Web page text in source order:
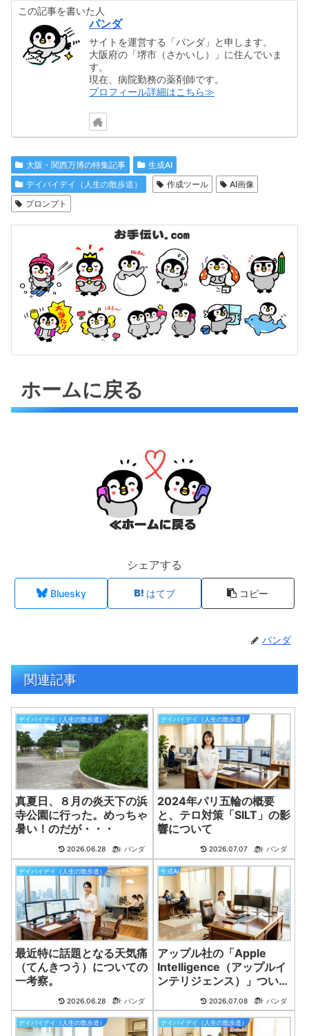
この記事を書いた人
パンダ
サイトを運営する「パンダ」と申します。
大阪府の「堺市（さかいし）」に住んでいま
す。
現在、病院勤務の薬剤師です。
プロフィール詳細はこちら≫
大阪・関西万博の特集記事
生成AI
デイバイデイ（人生の散歩道）
作成ツール
AI画像
プロンプト
ホームに戻る
シェアする
Bluesky はてブ コピー
パンダ
関連記事
デイバイデイ（人生の散歩道）
真夏日、８月の炎天下の浜
寺公園に行った。めっちゃ
暑い！のだが・・・
2026.06.28 パンダ
デイバイデイ（人生の散歩道）
2024年パリ五輪の概要
と、テロ対策「SILT」の影
響について
2026.07.07 パンダ
デイバイデイ（人生の散歩道）
最近特に話題となる天気痛
（てんきつう）についての
一考察。
2026.06.28 パンダ
生成AI
アップル社の「Apple
Intelligence（アップルイ
ンテリジェンス）」ついに
2026.07.08 パンダ
デイバイデイ（人生の散歩道） デイバイデイ（人生の散歩道）